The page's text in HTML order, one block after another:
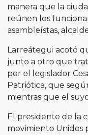
manera que la
reúnen los
asambleístas,
Larreátegui acotó
junto a otro que
por el legislador
Patriótica, que
mientras que el
El presidente de la
movimiento Unidos